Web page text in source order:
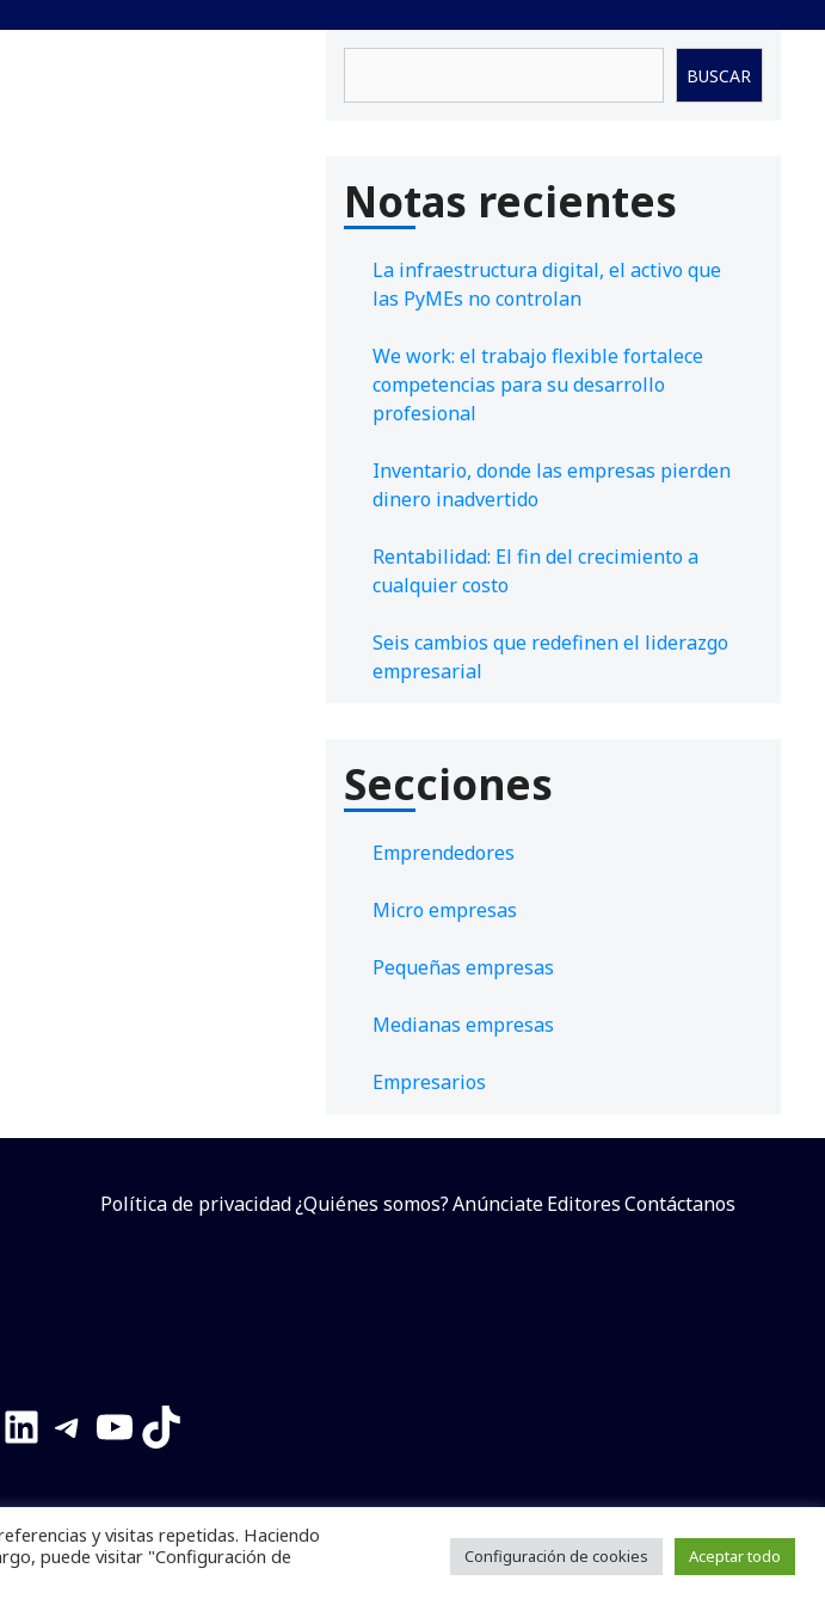
BUSCAR
Notas recientes
La infraestructura digital, el activo que
las PyMEs no controlan
We work: el trabajo flexible fortalece
competencias para su desarrollo
profesional
Inventario, donde las empresas pierden
dinero inadvertido
Rentabilidad: El fin del crecimiento a
cualquier costo
Seis cambios que redefinen el liderazgo
empresarial
Secciones
Emprendedores
Micro empresas
Pequeñas empresas
Medianas empresas
Empresarios
Política de privacidad¿Quiénes somos?AnúnciateEditoresContáctanos
LinkedIn
Telegram
YouTube
TikTok
el uso de la información total o parcial sin dar referencia a la fuente.
poryalla ya!
y visitas repetidas. Haciendo
puede visitar "Configuración de
Configuración de cookies Aceptar todo